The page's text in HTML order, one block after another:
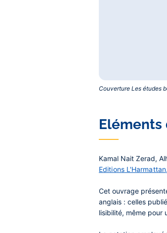
Couverture Les études
Eléments
Kamal Nait Zerad,
Editions
Cet ouvrage
anglais : celles
lisibilité, même pour